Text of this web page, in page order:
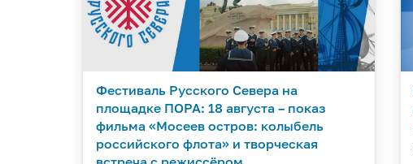
Фестиваль Русского Севера на
площадке ПОРА: 18 августа – показ
фильма «Мосеев остров: колыбель
российского флота» и творческая